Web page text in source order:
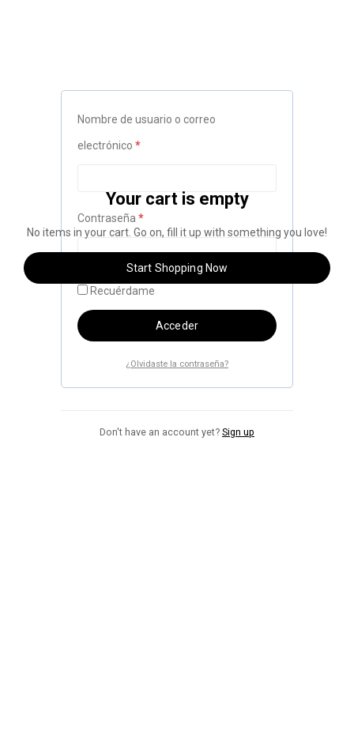
Nombre de usuario o correo
electrónico *Obligatorio
Contraseña *Obligatorio
Recuérdame
Acceder
¿Olvidaste la contraseña?
Don't have an account yet? Sign up
Your cart is empty
No items in your cart. Go on, fill it up with something you love!
Start Shopping Now